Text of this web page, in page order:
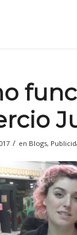
/ en Blogs,